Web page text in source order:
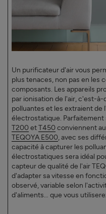
Un purificateur d'air vous
plus tenaces, non pas en les
composants. Les appareils
par ionisation de l'air, c'est-
polluantes et les extraient de
électrostatique. Parfaitement
T200etT450conviennent
TEQOYA E500, avec ses
capacité à capturer les
électrostatiques sera idéal
capteur de qualité de l'air
d'adapter sa vitesse en
observé, variable selon
d'aliments… que vous